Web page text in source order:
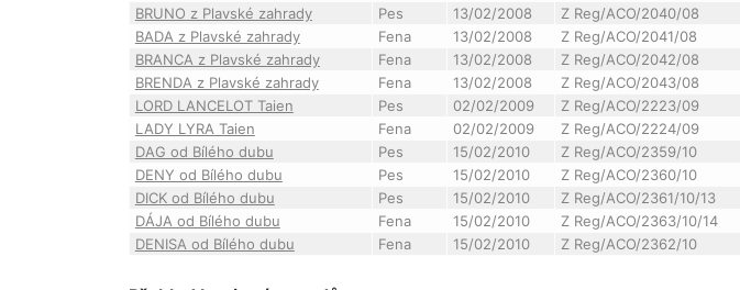
BRUNO z Plavské zahrady
Pes 13/02/2008 Z Reg/ACO/2040/08
BADA z Plavské zahrady
Fena 13/02/2008 Z Reg/ACO/2041/08
BRANCA z Plavské zahrady
Fena 13/02/2008 Z Reg/ACO/2042/08
BRENDA z Plavské zahrady
Fena 13/02/2008 Z Reg/ACO/2043/08
LORD LANCELOT Taien
Pes 02/02/2009 Z Reg/ACO/2223/09
LADY LYRA Taien
Fena 02/02/2009 Z Reg/ACO/2224/09
DAG od Bílého dubu
Pes 15/02/2010 Z Reg/ACO/2359/10
DENY od Bílého dubu
Pes 15/02/2010 Z Reg/ACO/2360/10
DICK od Bílého dubu
Pes 15/02/2010 Z Reg/ACO/2361/10/13
DÁJA od Bílého dubu
Fena 15/02/2010 Z Reg/ACO/2363/10/14
DENISA od Bílého dubu
Fena 15/02/2010 Z Reg/ACO/2362/10